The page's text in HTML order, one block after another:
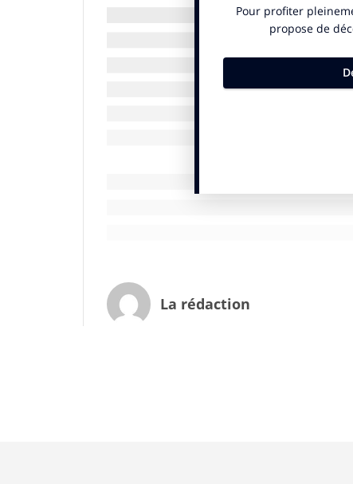
Lew Lara/TBWA a eu une idée encore
dimanche du quotidien O Estado de Sao
l’exception d’une pub (pour Nissan
propres articles et photos. Une
Pour créer cette Une, il fallait aller
La rédaction